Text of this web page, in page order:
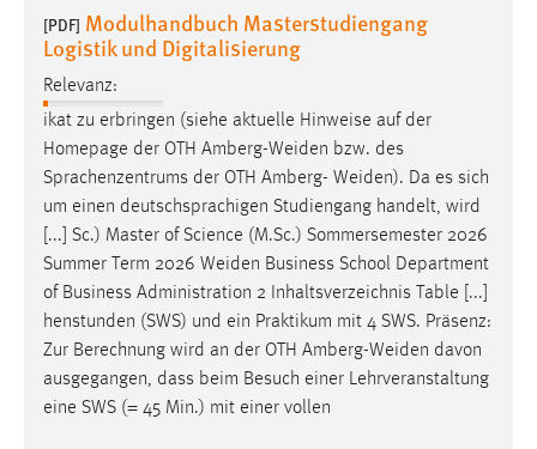
[PDF] Modulhandbuch Masterstudiengang
Logistik und Digitalisierung
Relevanz:
ikat zu erbringen (siehe aktuelle Hinweise auf der
Homepage der OTH Amberg-Weiden bzw. des
Sprachenzentrums der OTH Amberg- Weiden). Da es sich
um einen deutschsprachigen Studiengang handelt, wird
[...] Sc.) Master of Science (M.Sc.) Sommersemester 2026
Summer Term 2026 Weiden Business School Department
of Business Administration 2 Inhaltsverzeichnis Table [...]
henstunden (SWS) und ein Praktikum mit 4 SWS. Präsenz:
Zur Berechnung wird an der OTH Amberg-Weiden davon
ausgegangen, dass beim Besuch einer Lehrveranstaltung
eine SWS (= 45 Min.) mit einer vollen